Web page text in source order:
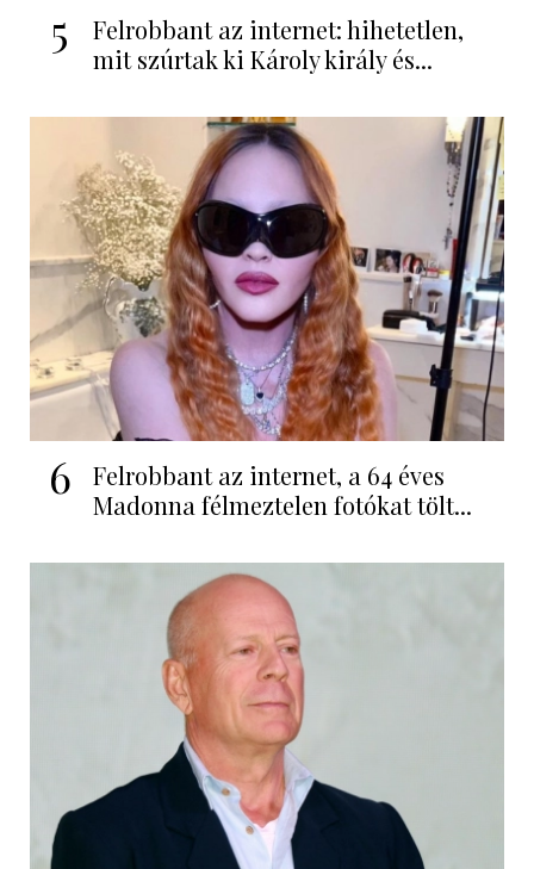
5
Felrobbant az internet: hihetetlen,
mit szúrtak ki Károly király és...
6
Felrobbant az internet, a 64 éves
Madonna félmeztelen fotókat tölt...